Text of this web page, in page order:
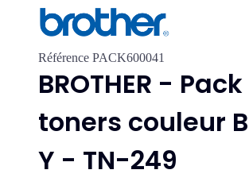
Référence PACK600041
BROTHER -
toners couleur
Y - TN-249